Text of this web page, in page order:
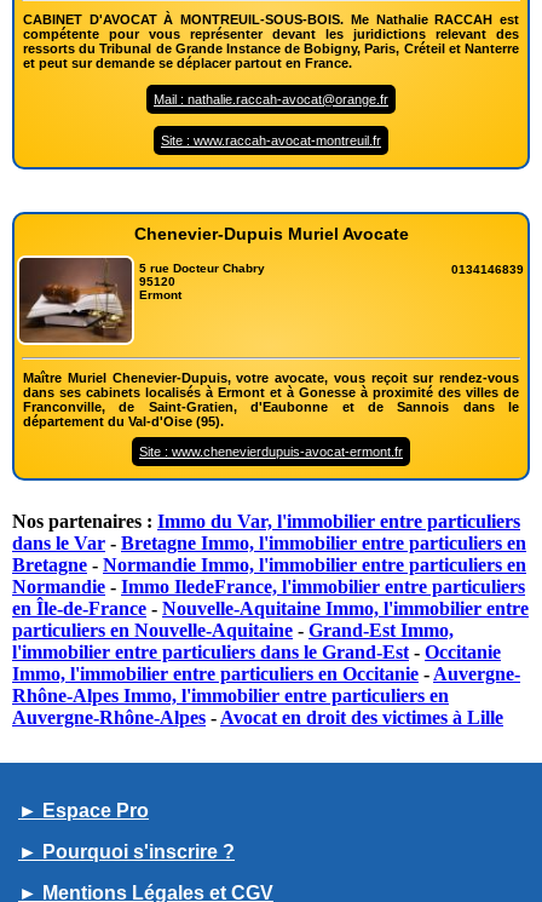
CABINET D'AVOCAT À MONTREUIL-SOUS-BOIS. Me Nathalie RACCAH est
compétente pour vous représenter devant les juridictions relevant des
ressorts du Tribunal de Grande Instance de Bobigny, Paris, Créteil et Nanterre
et peut sur demande se déplacer partout en France.
Mail : nathalie.raccah-avocat@orange.fr
Site : www.raccah-avocat-montreuil.fr
Chenevier-Dupuis Muriel Avocate
5 rue Docteur Chabry
95120
Ermont
0134146839
Maître Muriel Chenevier-Dupuis, votre avocate, vous reçoit sur rendez-vous
dans ses cabinets localisés à Ermont et à Gonesse à proximité des villes de
Franconville, de Saint-Gratien, d'Eaubonne et de Sannois dans le
département du Val-d'Oise (95).
Site : www.chenevierdupuis-avocat-ermont.fr
Nos partenaires : Immo du Var, l'immobilier entre particuliers
dans le Var - Bretagne Immo, l'immobilier entre particuliers en
Bretagne - Normandie Immo, l'immobilier entre particuliers en
Normandie - Immo IledeFrance, l'immobilier entre particuliers
en Île-de-France - Nouvelle-Aquitaine Immo, l'immobilier entre
particuliers en Nouvelle-Aquitaine - Grand-Est Immo,
l'immobilier entre particuliers dans le Grand-Est - Occitanie
Immo, l'immobilier entre particuliers en Occitanie - Auvergne-
Rhône-Alpes Immo, l'immobilier entre particuliers en
Auvergne-Rhône-Alpes - Avocat en droit des victimes à Lille
► Espace Pro
► Pourquoi s'inscrire ?
► Mentions Légales et CGV